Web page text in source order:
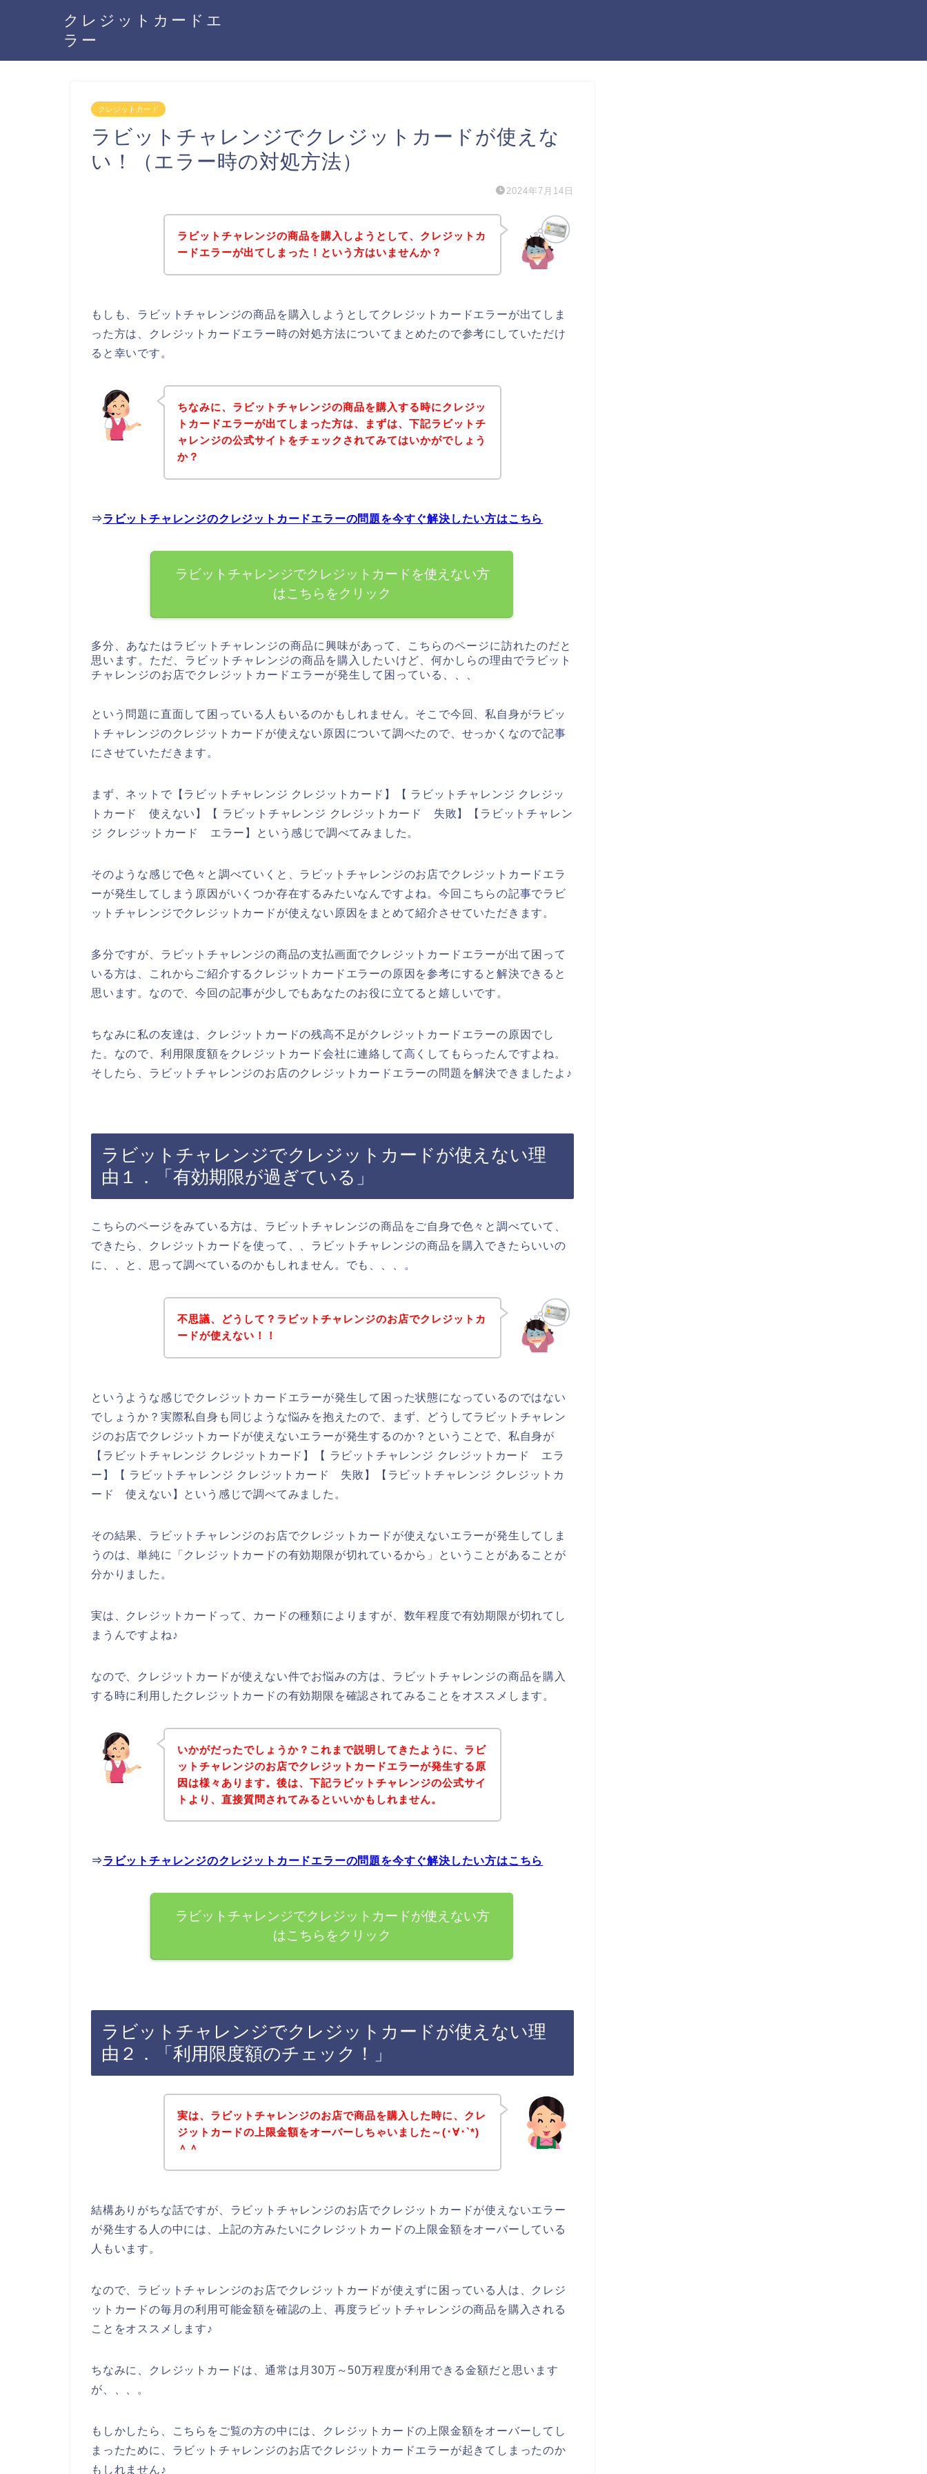
クレジットカードエ
ラー
クレジットカード
ラビットチャレンジでクレジットカードが使えな
い！（エラー時の対処方法）
2024年7月14日
ラビットチャレンジの商品を購入しようとして、クレジットカ
ードエラーが出てしまった！という方はいませんか？
もしも、ラビットチャレンジの商品を購入しようとしてクレジットカードエラーが出てしま
った方は、クレジットカードエラー時の対処方法についてまとめたので参考にしていただけ
ると幸いです。
ちなみに、ラビットチャレンジの商品を購入する時にクレジッ
トカードエラーが出てしまった方は、まずは、下記ラビットチ
ャレンジの公式サイトをチェックされてみてはいかがでしょう
か？
⇒ラビットチャレンジのクレジットカードエラーの問題を今すぐ解決したい方はこちら
ラビットチャレンジでクレジットカードを使えない方
はこちらをクリック
多分、あなたはラビットチャレンジの商品に興味があって、こちらのページに訪れたのだと
思います。ただ、ラビットチャレンジの商品を購入したいけど、何かしらの理由でラビット
チャレンジのお店でクレジットカードエラーが発生して困っている、、、
という問題に直面して困っている人もいるのかもしれません。そこで今回、私自身がラビッ
トチャレンジのクレジットカードが使えない原因について調べたので、せっかくなので記事
にさせていただきます。
まず、ネットで【ラビットチャレンジ クレジットカード】【 ラビットチャレンジ クレジッ
トカード 使えない】【 ラビットチャレンジ クレジットカード 失敗】【ラビットチャレン
ジ クレジットカード エラー】という感じで調べてみました。
そのような感じで色々と調べていくと、ラビットチャレンジのお店でクレジットカードエラ
ーが発生してしまう原因がいくつか存在するみたいなんですよね。今回こちらの記事でラビ
ットチャレンジでクレジットカードが使えない原因をまとめて紹介させていただきます。
多分ですが、ラビットチャレンジの商品の支払画面でクレジットカードエラーが出て困って
いる方は、これからご紹介するクレジットカードエラーの原因を参考にすると解決できると
思います。なので、今回の記事が少しでもあなたのお役に立てると嬉しいです。
ちなみに私の友達は、クレジットカードの残高不足がクレジットカードエラーの原因でし
た。なので、利用限度額をクレジットカード会社に連絡して高くしてもらったんですよね。
そしたら、ラビットチャレンジのお店のクレジットカードエラーの問題を解決できましたよ♪
ラビットチャレンジでクレジットカードが使えない理
由１．「有効期限が過ぎている」
こちらのページをみている方は、ラビットチャレンジの商品をご自身で色々と調べていて、
できたら、クレジットカードを使って、、ラビットチャレンジの商品を購入できたらいいの
に、、と、思って調べているのかもしれません。でも、、、。
不思議、どうして？ラビットチャレンジのお店でクレジットカ
ードが使えない！！
というような感じでクレジットカードエラーが発生して困った状態になっているのではない
でしょうか？実際私自身も同じような悩みを抱えたので、まず、どうしてラビットチャレン
ジのお店でクレジットカードが使えないエラーが発生するのか？ということで、私自身が
【ラビットチャレンジ クレジットカード】【 ラビットチャレンジ クレジットカード エラ
ー】【 ラビットチャレンジ クレジットカード 失敗】【ラビットチャレンジ クレジットカ
ード 使えない】という感じで調べてみました。
その結果、ラビットチャレンジのお店でクレジットカードが使えないエラーが発生してしま
うのは、単純に「クレジットカードの有効期限が切れているから」ということがあることが
分かりました。
実は、クレジットカードって、カードの種類によりますが、数年程度で有効期限が切れてし
まうんですよね♪
なので、クレジットカードが使えない件でお悩みの方は、ラビットチャレンジの商品を購入
する時に利用したクレジットカードの有効期限を確認されてみることをオススメします。
いかがだったでしょうか？これまで説明してきたように、ラビ
ットチャレンジのお店でクレジットカードエラーが発生する原
因は様々あります。後は、下記ラビットチャレンジの公式サイ
トより、直接質問されてみるといいかもしれません。
⇒ラビットチャレンジのクレジットカードエラーの問題を今すぐ解決したい方はこちら
ラビットチャレンジでクレジットカードが使えない方
はこちらをクリック
ラビットチャレンジでクレジットカードが使えない理
由２．「利用限度額のチェック！」
実は、ラビットチャレンジのお店で商品を購入した時に、クレ
ジットカードの上限金額をオーバーしちゃいました～(･∀･`*)
＾＾
結構ありがちな話ですが、ラビットチャレンジのお店でクレジットカードが使えないエラー
が発生する人の中には、上記の方みたいにクレジットカードの上限金額をオーバーしている
人もいます。
なので、ラビットチャレンジのお店でクレジットカードが使えずに困っている人は、クレジ
ットカードの毎月の利用可能金額を確認の上、再度ラビットチャレンジの商品を購入される
ことをオススメします♪
ちなみに、クレジットカードは、通常は月30万～50万程度が利用できる金額だと思います
が、、、。
もしかしたら、こちらをご覧の方の中には、クレジットカードの上限金額をオーバーしてし
まったために、ラビットチャレンジのお店でクレジットカードエラーが起きてしまったのか
もしれません♪